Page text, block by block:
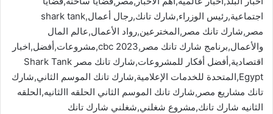
اجتماعية,رئيس الوزراء,شارك تانك,رجال أعمال,shark tank
مصر,شارك تانك مصر,المخترعين,رواد الأعمال,عالم المال
والأعمال,برنامج شارك تانك مصر,cbc 2023,مشروعات,أفضل,اخبار
اقتصادية,أفضل أفكار للمشروعات,شارك تانك مصر Shark Tank
Egypt,المتحدة للخدمات الإعلامية,شارك تانك الموسم الثاني,شارك
تانك مشاريع مصر,شارك تانك الموسم الثاني الحلقه االثانيه,الحلقه
الثانيه شارك تانك,مشروع شغلني,شغلني شارك تانك